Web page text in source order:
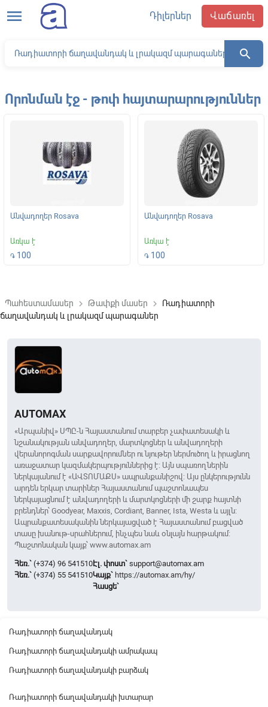
menu Դիլերներ Վաճառել
search
Որոնման էջ - թոփ հայտարարություններ
Անվադողեր Rosava
Առկա է
֏ 100
Անվադողեր Rosava
Առկա է
֏ 100
Պահեստամասեր keyboard_arrow_right Թափքի մասեր keyboard_arrow_right
Ռադիատորի
ճաղավանդակ և լրակազմ պարագաներ
AUTOMAX
«Արպանիվ» ՍՊԸ-ն Հայաստանում տարբեր չափատեսակի և
նշանակության անվադողեր, մարտկոցներ և անվադողերի
վերանորոգման սարքավորումներ ու նյութեր ներմուծող և իրացնող
առաջատար կազմակերպություններից է: Այն սպառողներին
ներկայանում է «ԱՎՏՈՄԱՔՍ» ապրանքանիշով: Այս ընկերությունն
արդեն երկար տարիներ Հայաստանում պաշտոնապես
ներկայացնում է անվադողերի և մարտկոցների մի շարք հայտնի
բրենդներ՝ Goodyear, Maxxis, Cordiant, Banner, Ista, Westa և այլն:
Ապրանքատեսականին ներկայացված է Հայաստանում բացված
տասը խանութ-սրահներում, ինչպես նաև օնլայն հարթակում:
Պաշտոնական կայք՝ www.automax.am
Հեռ.` (+374) 96 541510
Հեռ.` (+374) 55 541510
Էլ. փոստ` support@automax.am
Կայք` https://automax.am/hy/
Հասցե`
Ռադիատորի ճաղավանդակ
Ռադիատորի ճաղավանդակի ամրակապ
Ռադիատորի ճաղավանդակի բարձակ
Ռադիատորի ճաղավանդակի խտարար